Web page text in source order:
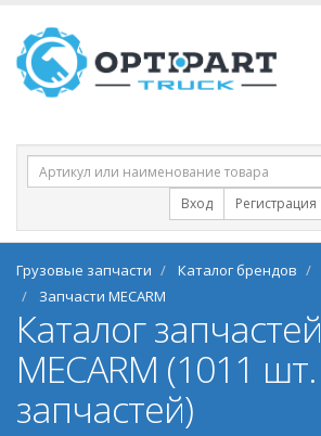
Вход Регистрация
Грузовые запчасти Каталог брендов
Запчасти MECARM
Каталог запчастей
MECARM (1011 шт.
запчастей)